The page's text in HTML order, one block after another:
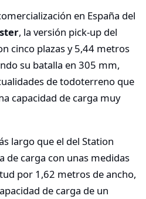
en España del
, la versión pick-up del
cinco plazas y 5,44 metros
su batalla en 305 mm,
de todoterreno que
capacidad de carga muy
largo que el del Station
de carga con unas medidas
por 1,62 metros de ancho,
de carga de un